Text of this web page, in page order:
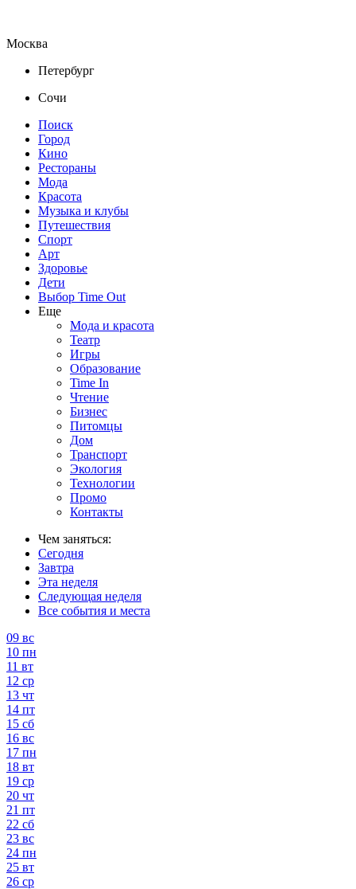
Москва
Петербург
Сочи
Поиск
Город
Кино
Рестораны
Мода
Красота
Музыка и клубы
Путешествия
Спорт
Арт
Здоровье
Дети
Выбор Time Out
Еще
Мода и красота
Театр
Игры
Образование
Time In
Чтение
Бизнес
Питомцы
Дом
Транспорт
Экология
Технологии
Промо
Контакты
Чем заняться:
Сегодня
Завтра
Эта неделя
Следующая неделя
Все события и места
09 вс
10 пн
11 вт
12 ср
13 чт
14 пт
15 сб
16 вс
17 пн
18 вт
19 ср
20 чт
21 пт
22 сб
23 вс
24 пн
25 вт
26 ср